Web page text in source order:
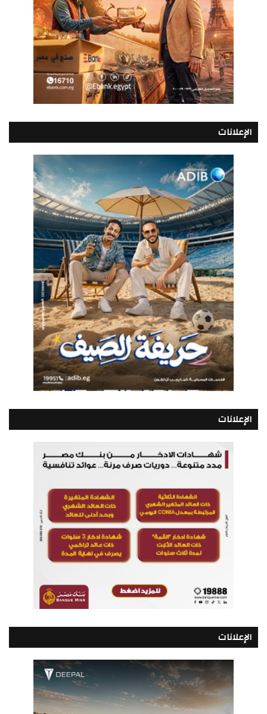
الإعلانات
الإعلانات
الإعلانات